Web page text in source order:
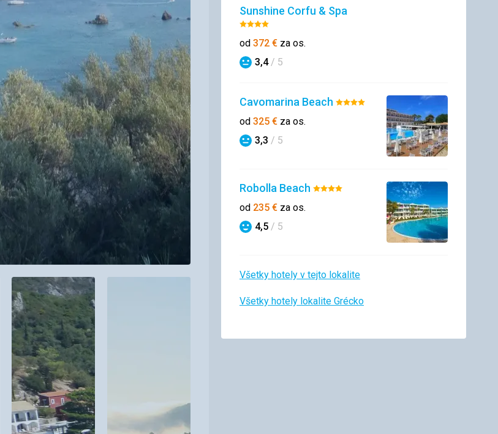
Sunshine Corfu & Spa
Hodnotenie:
4/5
od 372 € za os.
Hodnotenie
3,4/ 5
Cavomarina Beach Hodnotenie:
od 325 € za os.
Hodnotenie
3,3 / 5
Robolla Beach Hodnotenie:
od 235 € za os.
Hodnotenie
4,5 / 5
Všetky hotely v tejto lokalite
Všetky hotely lokalite Grécko